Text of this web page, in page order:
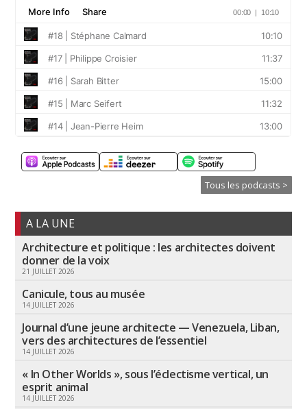
Tous les podcasts >
A LA UNE
Architecture et politique : les architectes doivent
donner de la voix
21 JUILLET 2026
Canicule, tous au musée
14 JUILLET 2026
Journal d’une jeune architecte — Venezuela, Liban,
vers des architectures de l’essentiel
14 JUILLET 2026
« In Other Worlds », sous l’éclectisme vertical, un
esprit animal
14 JUILLET 2026